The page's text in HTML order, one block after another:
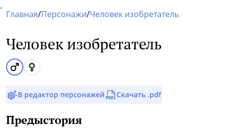
.
Главная/Персонажи/Человек изобретатель
Человек изобретатель
В редактор персонажей Скачать .pdf
Предыстория